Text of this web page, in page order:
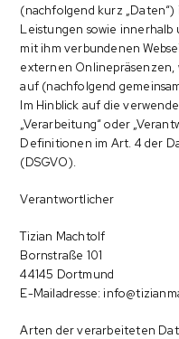
(nachfolgend kurz
Leistungen sowie innerhalb
mit ihm verbundenen
externen Onlinepräsenzen,
auf (nachfolgend
Im Hinblick auf die
„Verarbeitung“ oder
Definitionen im Art. 4 der
(DSGVO).
Verantwortlicher
Tizian Machtolf
Bornstraße 101
44145 Dortmund
E-Mailadresse:
Arten der verarbeiteten